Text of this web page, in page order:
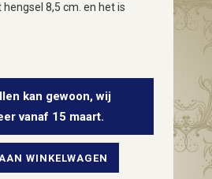
hengsel 8,5 cm. en het is
kan gewoon, wij
vanaf 15 maart.
WINKELWAGEN